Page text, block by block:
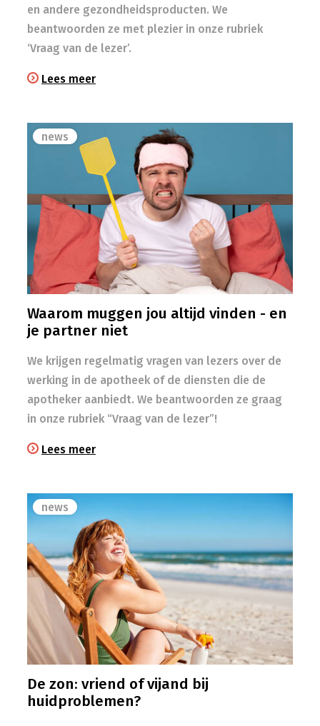
en andere gezondheidsproducten. We
beantwoorden ze met plezier in onze rubriek
‘Vraag van de lezer’.
Lees meer
news
Waarom muggen jou altijd vinden - en
je partner niet
We krijgen regelmatig vragen van lezers over de
werking in de apotheek of de diensten die de
apotheker aanbiedt. We beantwoorden ze graag
in onze rubriek “Vraag van de lezer”!
Lees meer
news
De zon: vriend of vijand bij
huidproblemen?